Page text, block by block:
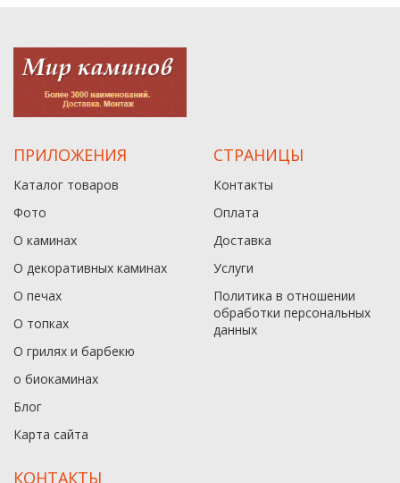
ПРИЛОЖЕНИЯ
Каталог товаров
Фото
О каминах
О декоративных каминах
О печах
О топках
О грилях и барбекю
о биокаминах
Блог
Карта сайта
СТРАНИЦЫ
Контакты
Оплата
Доставка
Услуги
Политика в отношении
обработки персональных
данныx
КОНТАКТЫ